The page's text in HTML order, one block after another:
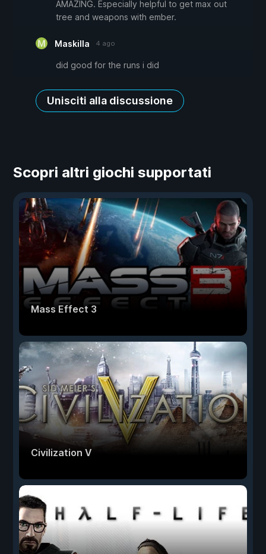
AMAZING. Especially helpful to get max out
tree and weapons with ember.
Maskilla 4 ago
did good for the runs i did
Unisciti alla discussione
Scopri altri giochi supportati
Mass Effect 3
Civilization V